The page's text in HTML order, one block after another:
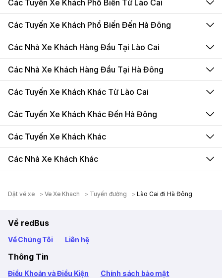
Các Tuyến Xe Khách Phổ Biến Từ Lào Cai
Các Tuyến Xe Khách Phổ Biến Đến Hà Đông
Các Nhà Xe Khách Hàng Đầu Tại Lào Cai
Các Nhà Xe Khách Hàng Đầu Tại Hà Đông
Các Tuyến Xe Khách Khác Từ Lào Cai
Các Tuyến Xe Khách Khác Đến Hà Đông
Các Tuyến Xe Khách Khác
Các Nhà Xe Khách Khác
Dặt vé xe Ve Xe Khach Tuyến đường Lào Cai đi Hà Đông
Về redBus
Về Chúng Tôi Liên hệ
Thông Tin
Điều Khoản và Điều Kiện Chính sách bảo mật